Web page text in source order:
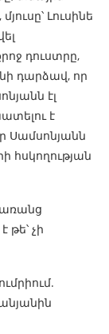
Լուսինե
դուստրը,
դարձավ, որ
էլ
է
Սամսոնյանն
հսկողության
չի